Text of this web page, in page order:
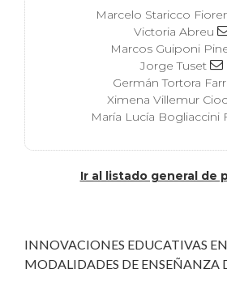
Marcelo Staricco
Victoria Abreu
Marcos Guiponi
Jorge Tuset
Germán Tortora
Ximena Villemur
María Lucía Bogliaccini
Ir al listado general de
INNOVACIONES EDUCATIVAS
MODALIDADES DE ENSEÑANZA